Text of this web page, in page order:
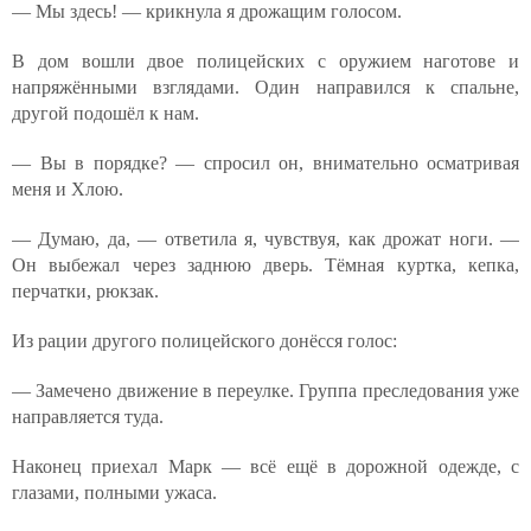
— Мы здесь! — крикнула я дрожащим голосом.
В дом вошли двое полицейских с оружием наготове и
напряжёнными взглядами. Один направился к спальне,
другой подошёл к нам.
— Вы в порядке? — спросил он, внимательно осматривая
меня и Хлою.
— Думаю, да, — ответила я, чувствуя, как дрожат ноги. —
Он выбежал через заднюю дверь. Тёмная куртка, кепка,
перчатки, рюкзак.
Из рации другого полицейского донёсся голос:
— Замечено движение в переулке. Группа преследования уже
направляется туда.
Наконец приехал Марк — всё ещё в дорожной одежде, с
глазами, полными ужаса.